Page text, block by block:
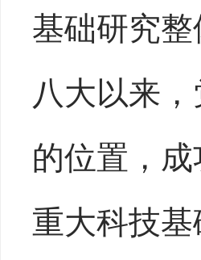
基础研究
八大以来
的位置，
重大科技